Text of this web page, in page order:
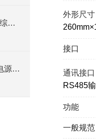
DS-B21-S10-A海康威视视频综合平台5U机箱
DS-KAW50-2 海康威视门禁电源不带机箱
外形尺
接口
通讯接
RS485
功能
一般规范